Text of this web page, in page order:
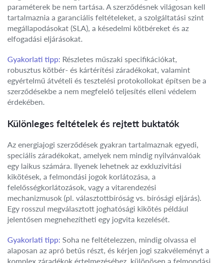
paraméterek be nem tartása. A szerződésnek világosan kell
tartalmaznia a garanciális feltételeket, a szolgáltatási szint
megállapodásokat (SLA), a késedelmi kötbéreket és az
elfogadási eljárásokat.
Gyakorlati tipp: Részletes műszaki specifikációkat,
robusztus kötbér- és kártérítési záradékokat, valamint
egyértelmű átvételi és tesztelési protokollokat építsen be a
szerződésekbe a nem megfelelő teljesítés elleni védelem
érdekében.
Különleges feltételek és rejtett buktatók
Az energiajogi szerződések gyakran tartalmaznak egyedi,
speciális záradékokat, amelyek nem mindig nyilvánvalóak
egy laikus számára. Ilyenek lehetnek az exkluzivitási
kikötések, a felmondási jogok korlátozása, a
felelősségkorlátozások, vagy a vitarendezési
mechanizmusok (pl. választottbíróság vs. bírósági eljárás).
Egy rosszul megválasztott joghatósági kikötés például
jelentősen megnehezítheti egy jogvita kezelését.
Gyakorlati tipp: Soha ne feltételezzen, mindig olvassa el
alaposan az apró betűs részt, és kérjen jogi szakvéleményt a
komplex záradékok értelmezéséhez, különösen a felmondási